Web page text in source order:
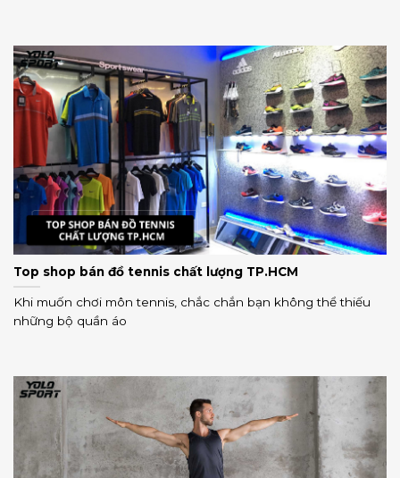
Top shop bán đồ tennis chất lượng TP.HCM
Khi muốn chơi môn tennis, chắc chắn bạn không thể thiếu
những bộ quần áo